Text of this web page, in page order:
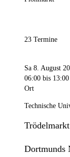
23 Termine
Sa 8. August
06:00 bis
Ort
Technische
Dortmunds